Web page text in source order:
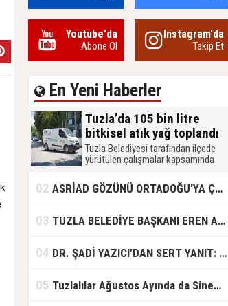
Youtube'da
Abone Ol
Instagram'da
Takip Et
En Yeni Haberler
Tuzla’da 105 bin litre
bitkisel atık yağ toplandı
Tuzla Belediyesi tarafından ilçede
yürütülen çalışmalar kapsamında
yağ toplandı. Muhtarlık, okul, mahalle
merkezi, mobil atık getirme merkezi,
yağlar, biodizel üretiminde
kullanılmak üzere geri dönüşüme
02 ASRİAD GÖZÜNÜ ORTADOĞU'YA ÇEVİRDİ
03 TUZLA BELEDİYE BAŞKANI EREN ALİ BİNGÖL’DEN İBB’YE SORULAR: "O ZAMAN NEDEN GÖRMEDİNİZ?
04 DR. ŞADİ YAZICI’DAN SERT YANIT: "TUZLA’YA YÖNELİK KİN VE HIRSIN TUTARSIZLIKLAR MANZUMESİ"
05 Tuzlalılar Ağustos Ayında da Sinemaya Doyacak